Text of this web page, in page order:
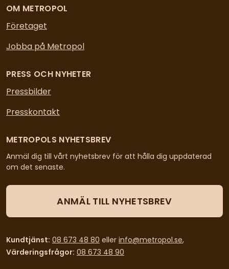
OM METROPOL
Företaget
Jobba på Metropol
PRESS OCH NYHETER
Pressbilder
Presskontakt
METROPOLS NYHETSBREV
Anmäl dig till vårt nyhetsbrev för att hålla dig uppdaterad
om det senaste.
ANMÄL TILL NYHETSBREV
Kundtjänst: 08 673 48 80 eller info@metropol.se,
Värderingsfrågor: 08 673 48 90